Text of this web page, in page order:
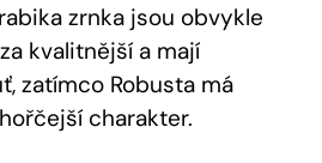
zrnka jsou obvykle
kvalitnější a mají
zatímco Robusta má
charakter.